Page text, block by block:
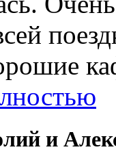
и